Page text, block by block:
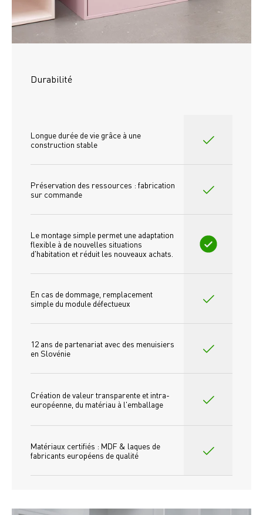
Durabilité
Longue durée de vie grâce à une
construction stable
Préservation des ressources : fabrication
sur commande
Le montage simple permet une adaptation
flexible à de nouvelles situations
d'habitation et réduit les nouveaux achats.
En cas de dommage, remplacement
simple du module défectueux
12 ans de partenariat avec des menuisiers
en Slovénie
Création de valeur transparente et intra-
européenne, du matériau à l'emballage
Matériaux certifiés : MDF & laques de
fabricants européens de qualité